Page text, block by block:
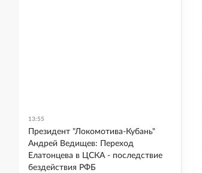
13:55
Президент "Локомотива-Кубань"
Андрей Ведищев: Переход
Елатонцева в ЦСКА - последствие
бездействия РФБ